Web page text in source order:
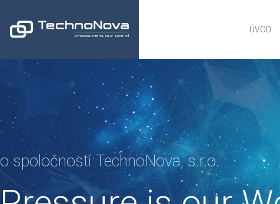
ÚVOD
o spoločnosti TechnoNova, s.r.o.